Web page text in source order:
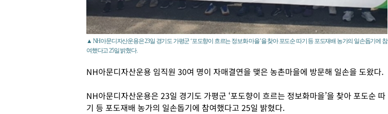
▲ NH아문디자산운용은 23일 경기도 가평군 ‘포도향이 흐르는 정보화 마을’을 찾아 포도순 따기 등 포도재배 농가의 일손돕기에 참
여했다고 25일 밝혔다.
NH아문디자산운용 임직원 30여 명이 자매결연을 맺은 농촌마을에 방문해 일손을 도왔다.
NH아문디자산운용은 23일 경기도 가평군 ‘포도향이 흐르는 정보화마을’을 찾아 포도순 따
기 등 포도재배 농가의 일손돕기에 참여했다고 25일 밝혔다.